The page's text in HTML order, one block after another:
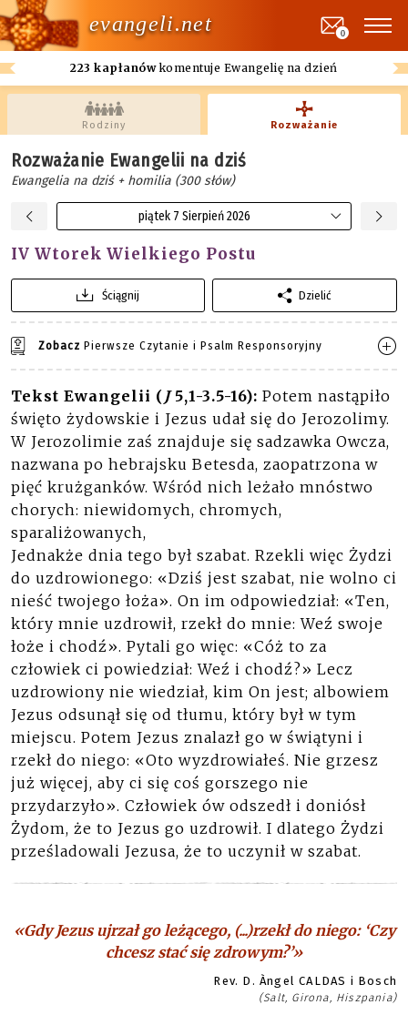
evangeli.net
223 kapłanówkomentuje Ewangelię na dzień
0
Rodziny Rozważanie
Rozważanie Ewangelii na dziś
Ewangelia na dziś + homilia (300 słów)
piątek 7 Sierpień 2026
IV Wtorek Wielkiego Postu
Ściągnij Dzielić
Zobacz Pierwsze Czytanie i Psalm Responsoryjny
Tekst Ewangelii ( J5,1-3.5-16): Potem nastąpiło
święto żydowskie i Jezus udał się do Jerozolimy.
W Jerozolimie zaś znajduje się sadzawka Owcza,
nazwana po hebrajsku Betesda, zaopatrzona w
pięć krużganków. Wśród nich leżało mnóstwo
chorych: niewidomych, chromych,
sparaliżowanych,
Jednakże dnia tego był szabat. Rzekli więc Żydzi
do uzdrowionego: «Dziś jest szabat, nie wolno ci
nieść twojego łoża». On im odpowiedział: «Ten,
który mnie uzdrowił, rzekł do mnie: Weź swoje
łoże i chodź». Pytali go więc: «Cóż to za
człowiek ci powiedział: Weź i chodź?» Lecz
uzdrowiony nie wiedział, kim On jest; albowiem
Jezus odsunął się od tłumu, który był w tym
miejscu. Potem Jezus znalazł go w świątyni i
rzekł do niego: «Oto wyzdrowiałeś. Nie grzesz
już więcej, aby ci się coś gorszego nie
przydarzyło». Człowiek ów odszedł i doniósł
Żydom, że to Jezus go uzdrowił. I dlatego Żydzi
prześladowali Jezusa, że to uczynił w szabat.
«Gdy Jezus ujrzał go leżącego, (...)rzekł do niego: ‘Czy
chcesz stać się zdrowym?’»
Rev. D. Àngel CALDAS i Bosch
(Salt, Girona, Hiszpania)